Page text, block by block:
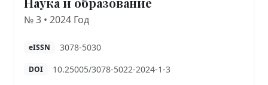
№ 3 • 2024 Год
eISSN 3078-5030
DOI 10.25005/3078-5022-2024-1-3